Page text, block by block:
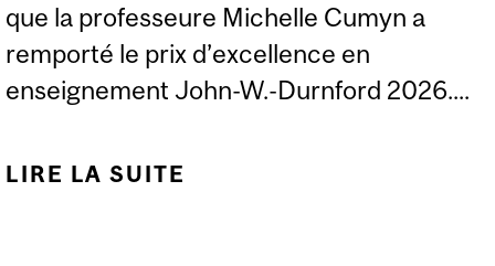
que la professeure Michelle Cumyn a
remporté le prix d’excellence en
enseignement John-W.-Durnford 2026....
LIRE LA SUITE